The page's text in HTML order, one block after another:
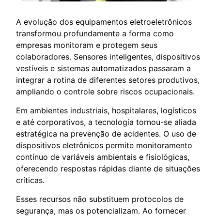
A evolução dos equipamentos eletroeletrônicos
transformou profundamente a forma como
empresas monitoram e protegem seus
colaboradores. Sensores inteligentes, dispositivos
vestíveis e sistemas automatizados passaram a
integrar a rotina de diferentes setores produtivos,
ampliando o controle sobre riscos ocupacionais.
Em ambientes industriais, hospitalares, logísticos
e até corporativos, a tecnologia tornou-se aliada
estratégica na prevenção de acidentes. O uso de
dispositivos eletrônicos permite monitoramento
contínuo de variáveis ambientais e fisiológicas,
oferecendo respostas rápidas diante de situações
críticas.
Esses recursos não substituem protocolos de
segurança, mas os potencializam. Ao fornecer